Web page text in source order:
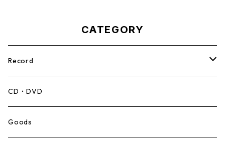
CATEGORY
Record
Mento,Calypso,Ballad
Ska
CD・DVD
Goods